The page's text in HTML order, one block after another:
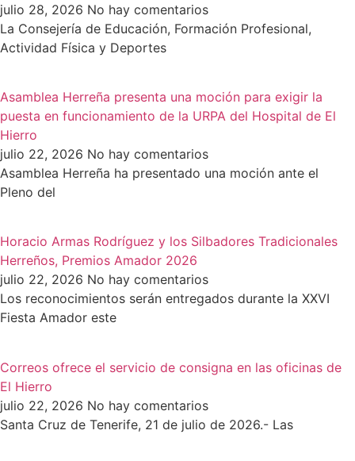
julio 28, 2026 No hay comentarios
La Consejería de Educación, Formación Profesional,
Actividad Física y Deportes
Asamblea Herreña presenta una moción para exigir la
puesta en funcionamiento de la URPA del Hospital de El
Hierro
julio 22, 2026 No hay comentarios
Asamblea Herreña ha presentado una moción ante el
Pleno del
Horacio Armas Rodríguez y los Silbadores Tradicionales
Herreños, Premios Amador 2026
julio 22, 2026 No hay comentarios
Los reconocimientos serán entregados durante la XXVI
Fiesta Amador este
Correos ofrece el servicio de consigna en las oficinas de
El Hierro
julio 22, 2026 No hay comentarios
Santa Cruz de Tenerife, 21 de julio de 2026.- Las